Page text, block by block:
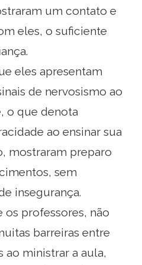
um contato e
eles, o suficiente
eles apresentam
de nervosismo ao
o que denota
ao ensinar sua
mostraram preparo
sem
insegurança.
os professores, não
barreiras entre
ao ministrar a aula,